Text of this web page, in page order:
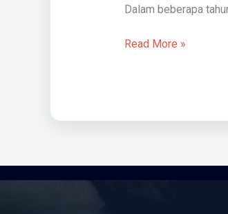
Dalam beberapa
Read More »